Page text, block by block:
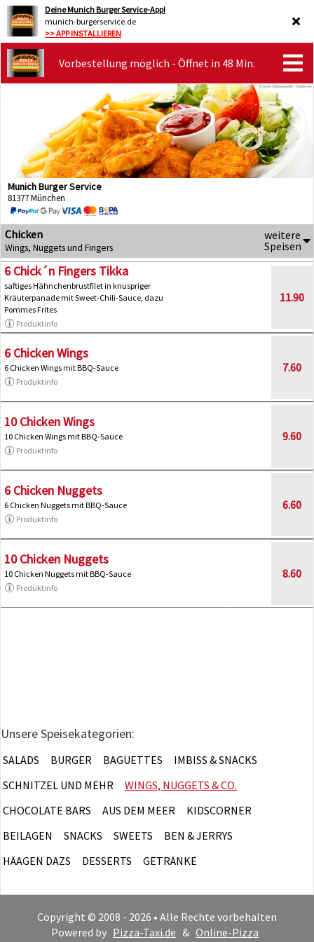
Deine Munich Burger Service-App!
munich-burgerservice.de
>> APP INSTALLIEREN
Vorbestellung möglich - Öffnet in 48 Min.
Munich Burger Service
81377 München
Chicken
Wings, Nuggets und Fingers
weitere
Speisen
6 Chick´n Fingers Tikka
saftiges Hähnchenbrustfilet in knuspriger
Kräuterpanade mit Sweet-Chili-Sauce, dazu
Pommes Frites
Produktinfo
11.90
6 Chicken Wings
6 Chicken Wings mit BBQ-Sauce
Produktinfo
7.60
10 Chicken Wings
10 Chicken Wings mit BBQ-Sauce
Produktinfo
9.60
6 Chicken Nuggets
6 Chicken Nuggets mit BBQ-Sauce
Produktinfo
6.60
10 Chicken Nuggets
10 Chicken Nuggets mit BBQ-Sauce
Produktinfo
8.60
Unsere Speisekategorien:
SALADS BURGER BAGUETTES
IMBISS & SNACKS
SCHNITZEL UND MEHR
WINGS, NUGGETS & CO.
CHOCOLATE BARS
AUS DEM MEER
KIDSCORNER
BEILAGEN
SNACKS SWEETS
BEN & JERRYS
HÄAGEN DAZS
DESSERTS GETRÄNKE
Copyright © 2008 - 2026 • Alle Rechte vorbehalten
Powered by Pizza-Taxi.de & Online-Pizza